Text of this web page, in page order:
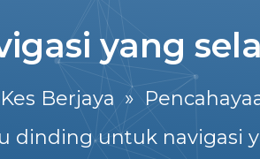
yang
Kes Berjaya »
dinding untuk navigasi